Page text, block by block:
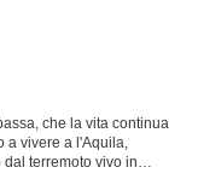
che la vita continua
a vivere a l'Aquila,
terremoto vivo in